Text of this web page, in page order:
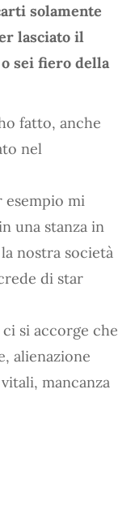
solamente
lasciato il
sei fiero della
fatto, anche
nel
esempio mi
una stanza in
nostra società
di star
si accorge che
alienazione
mancanza